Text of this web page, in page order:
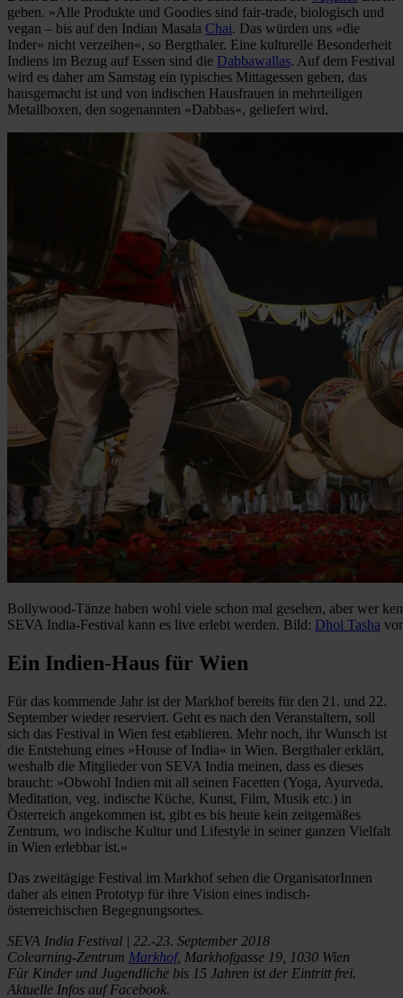
geben. »Alle Produkte und Goodies sind fair-trade, biologisch und
vegan – bis auf den Indian Masala Chai. Das würden uns »die
Inder« nicht verzeihen«, so Bergthaler. Eine kulturelle Besonderheit
Indiens im Bezug auf Essen sind die Dabbawallas. Auf dem Festival
wird es daher am Samstag ein typisches Mittagessen geben, das
hausgemacht ist und von indischen Hausfrauen in mehrteiligen
Metallboxen, den sogenannten »Dabbas«, geliefert wird.
Bollywood-Tänze haben wohl viele schon mal gesehen, aber wer
SEVA India-Festival kann es live erlebt werden. Bild: Dhol Tasha
Ein Indien-Haus für Wien
Für das kommende Jahr ist der Markhof bereits für den 21. und 22.
September wieder reserviert. Geht es nach den Veranstaltern, soll
sich das Festival in Wien fest etablieren. Mehr noch, ihr Wunsch ist
die Entstehung eines »House of India« in Wien. Bergthaler erklärt,
weshalb die Mitglieder von SEVA India meinen, dass es dieses
braucht: »Obwohl Indien mit all seinen Facetten (Yoga, Ayurveda,
Meditation, veg. indische Küche, Kunst, Film, Musik etc.) in
Österreich angekommen ist, gibt es bis heute kein zeitgemäßes
Zentrum, wo indische Kultur und Lifestyle in seiner ganzen Vielfalt
in Wien erlebbar ist.«
Das zweitägige Festival im Markhof sehen die OrganisatorInnen
daher als einen Prototyp für ihre Vision eines indisch-
österreichischen Begegnungsortes.
SEVA India Festival | 22.-23. September 2018
Colearning-Zentrum Markhof, Markhofgasse 19, 1030 Wien
Für Kinder und Jugendliche bis 15 Jahren ist der Eintritt frei.
Aktuelle Infos auf Facebook.